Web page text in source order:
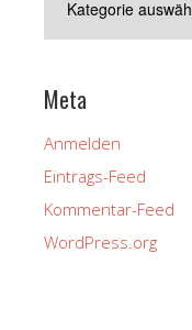
Meta
Anmelden
Eintrags-Feed
Kommentar-Feed
WordPress.org